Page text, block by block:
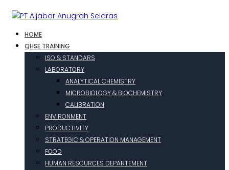
HOME
QHSE TRAINING
ISO & STANDARS
LABORATORY
ANALYTICAL CHEMISTRY
MICROBIOLOGY & BIOCHEMISTRY
CALIBRATION
ENVIRONMENT
PRODUCTIVITY
STRATEGIC & OPERATION MANAGEMENT
FOOD
HUMAN RESOURCES DEPARTEMENT